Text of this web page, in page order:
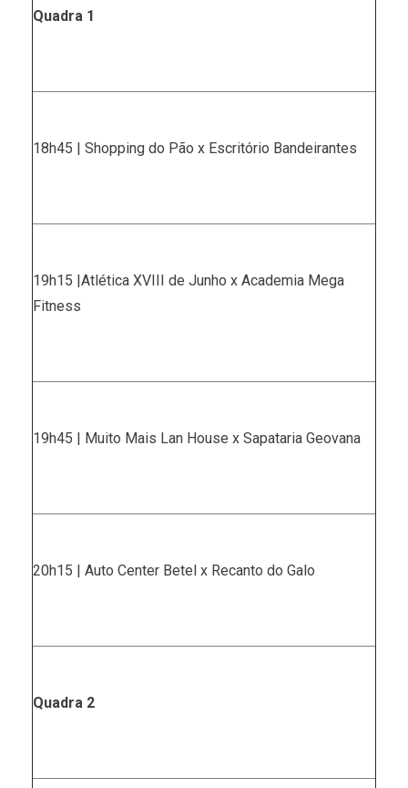
Quadra 1
18h45 | Shopping do Pão x Escritório Bandeirantes
19h15 |Atlética XVIII de Junho x Academia Mega
Fitness
19h45 | Muito Mais Lan House x Sapataria Geovana
20h15 | Auto Center Betel x Recanto do Galo
Quadra 2